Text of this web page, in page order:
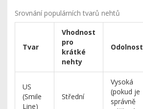
Srovnání populárních tvarů nehtů
Tvar
Vhodnost
pro
krátké
nehty
Odolnost
US
(Smile
Line)
Střední
Vysoká
(pokud je
správně